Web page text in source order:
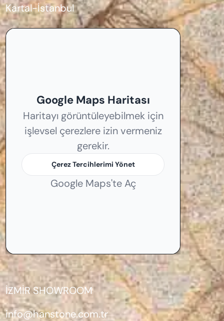
Kartal-İstanbul
Google Maps Haritası
Haritayı görüntüleyebilmek için
işlevsel çerezlere izin vermeniz
gerekir.
Çerez Tercihlerimi Yönet
Google Maps'te Aç
İZMİR SHOWROOM
info@hanstone.com.tr